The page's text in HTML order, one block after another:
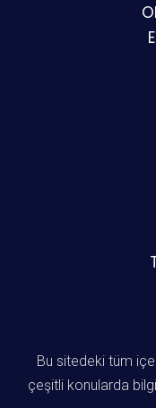
Bu sitedeki tüm
çeşitli konularda